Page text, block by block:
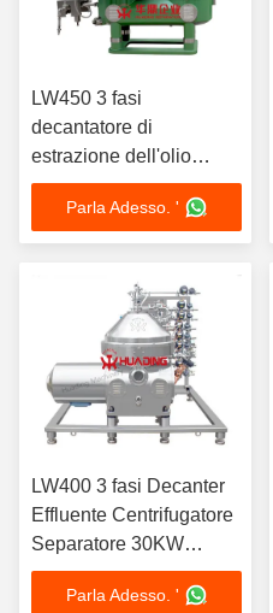
LW450 3 fasi
decantatore di
estrazione dell'olio
d'oliva separatore di
centrifuga 22 kW Motore
cuscinetto SKF
Parla Adesso. '
LW400 3 fasi Decanter
Effluente Centrifugatore
Separatore 30KW
Motore ABB VFD
Automatico
Parla Adesso. '